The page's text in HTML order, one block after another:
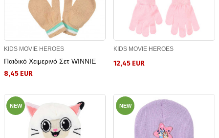
KIDS MOVIE HEROES
Παιδικό Χειμερινό Σετ WINNIE
8,45 EUR
KIDS MOVIE HEROES
12,45 EUR
NEW NEW